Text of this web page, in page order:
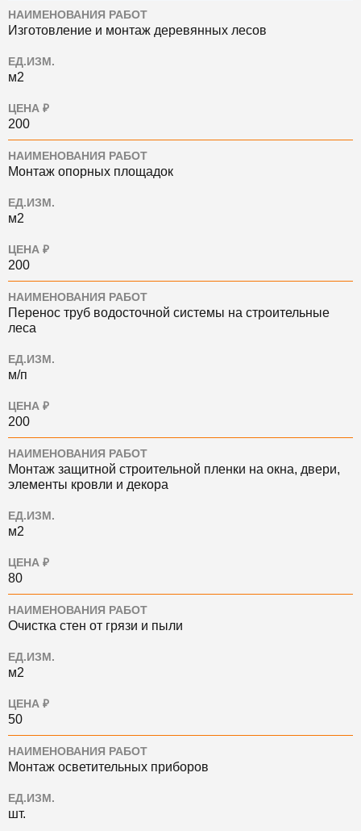
НАИМЕНОВАНИЯ РАБОТ
Изготовление и монтаж деревянных лесов
ЕД.ИЗМ.
м2
ЦЕНА ₽
200
НАИМЕНОВАНИЯ РАБОТ
Монтаж опорных площадок
ЕД.ИЗМ.
м2
ЦЕНА ₽
200
НАИМЕНОВАНИЯ РАБОТ
Перенос труб водосточной системы на строительные
леса
ЕД.ИЗМ.
м/п
ЦЕНА ₽
200
НАИМЕНОВАНИЯ РАБОТ
Монтаж защитной строительной пленки на окна, двери,
элементы кровли и декора
ЕД.ИЗМ.
м2
ЦЕНА ₽
80
НАИМЕНОВАНИЯ РАБОТ
Очистка стен от грязи и пыли
ЕД.ИЗМ.
м2
ЦЕНА ₽
50
НАИМЕНОВАНИЯ РАБОТ
Монтаж осветительных приборов
ЕД.ИЗМ.
шт.